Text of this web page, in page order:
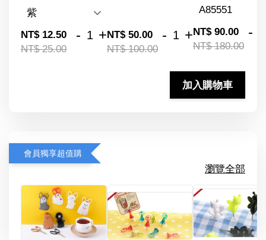
NT$ 12.50
NT$ 25.00
- +NT$ 50.00
NT$ 100.00
- +NT$ 90.00
NT$ 180.00
-
加入購物車
會員獨享超值購
瀏覽全部